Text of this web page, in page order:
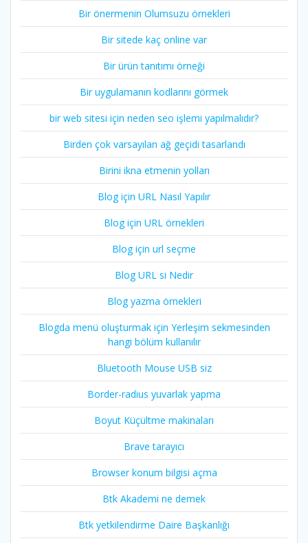
Bir önermenin Olumsuzu örnekleri
Bir sitede kaç online var
Bir ürün tanıtımı örneği
Bir uygulamanın kodlarını görmek
bir web sitesi için neden seo işlemi yapılmalıdır?
Birden çok varsayılan ağ geçidi tasarlandı
Birini ikna etmenin yolları
Blog için URL Nasıl Yapılır
Blog için URL örnekleri
Blog için url seçme
Blog URL si Nedir
Blog yazma örnekleri
Blogda menü oluşturmak için Yerleşim sekmesinden
hangi bölüm kullanılır
Bluetooth Mouse USB siz
Border-radius yuvarlak yapma
Boyut Küçültme makinaları
Brave tarayıcı
Browser konum bilgisi açma
Btk Akademi ne demek
Btk yetkilendirme Daire Başkanlığı